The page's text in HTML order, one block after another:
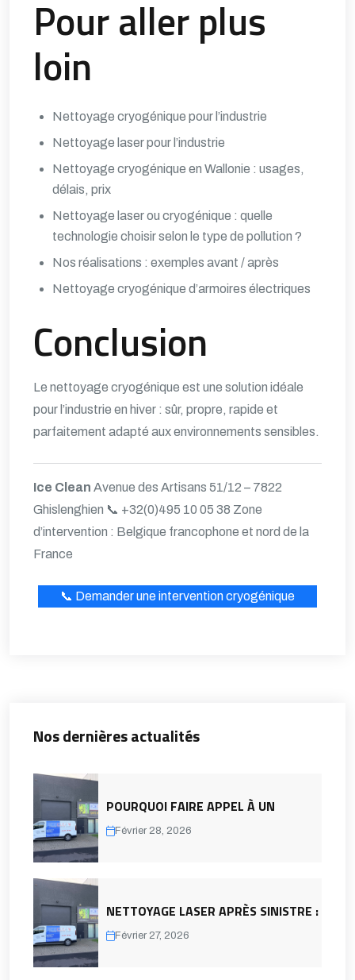
Pour aller plus
loin
Nettoyage cryogénique pour l’industrie
Nettoyage laser pour l’industrie
Nettoyage cryogénique en Wallonie : usages,
délais, prix
Nettoyage laser ou cryogénique : quelle
technologie choisir selon le type de pollution ?
Nos réalisations : exemples avant / après
Nettoyage cryogénique d’armoires électriques
Conclusion
Le nettoyage cryogénique est une solution idéale
pour l’industrie en hiver : sûr, propre, rapide et
parfaitement adapté aux environnements sensibles.
Ice Clean Avenue des Artisans 51/12 – 7822
Ghislenghien 📞 +32(0)495 10 05 38 Zone
d’intervention : Belgique francophone et nord de la
France
📞 Demander une intervention cryogénique
Nos dernières actualités
POURQUOI FAIRE APPEL À UN
Février 28, 2026
NETTOYAGE LASER APRÈS SINISTRE :
Février 27, 2026